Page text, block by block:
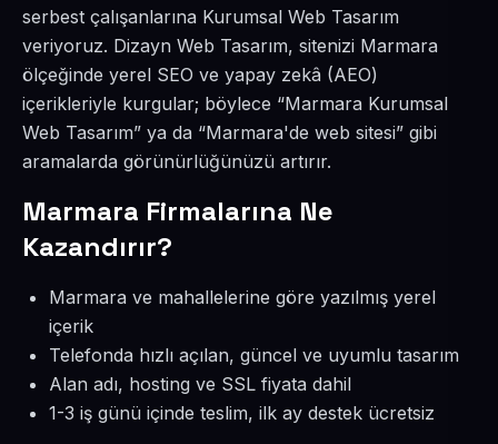
serbest çalışanlarına Kurumsal Web Tasarım
veriyoruz. Dizayn Web Tasarım, sitenizi Marmara
ölçeğinde yerel SEO ve yapay zekâ (AEO)
içerikleriyle kurgular; böylece “Marmara Kurumsal
Web Tasarım” ya da “Marmara'de web sitesi” gibi
aramalarda görünürlüğünüzü artırır.
Marmara Firmalarına Ne
Kazandırır?
Marmara ve mahallelerine göre yazılmış yerel
içerik
Telefonda hızlı açılan, güncel ve uyumlu tasarım
Alan adı, hosting ve SSL fiyata dahil
1-3 iş günü içinde teslim, ilk ay destek ücretsiz